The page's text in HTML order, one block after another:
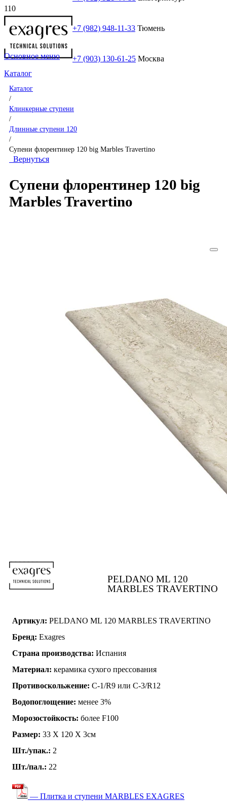
+7 (982) 948-11-33 Тюмень
+7 (903) 130-61-25 Москва
Основное меню
Каталог
Каталог
/
Клинкерные ступени
/
Длинные ступени 120
/
Супени флорентинер 120 big Marbles Travertino
Вернуться
Супени флорентинер 120 big
Marbles Travertino
PELDANO ML 120
MARBLES TRAVERTINO
Артикул: PELDANO ML 120 MARBLES TRAVERTINO
Бренд: Exagres
Страна производства: Испания
Материал: керамика сухого прессования
Противоскольжение: C-1/R9 или C-3/R12
Водопоглощение: менее 3%
Морозостойкость: более F100
Размер: 33 Х 120 Х 3см
Шт./упак.: 2
Шт./пал.: 22
— Плитка и ступени MARBLES EXAGRES